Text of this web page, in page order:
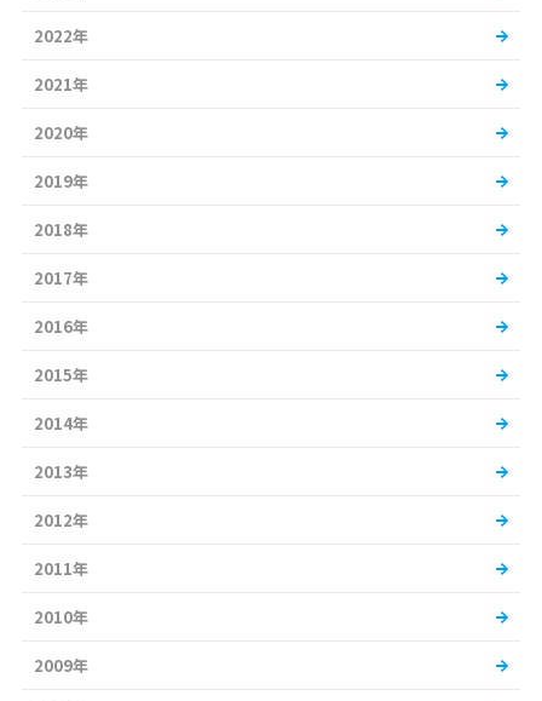
2022年
2021年
2020年
2019年
2018年
2017年
2016年
2015年
2014年
2013年
2012年
2011年
2010年
2009年